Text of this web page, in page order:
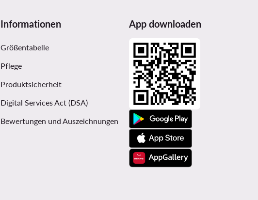
Informationen
Größentabelle
Pflege
Produktsicherheit
Digital Services Act (DSA)
Bewertungen und Auszeichnungen
App downloaden